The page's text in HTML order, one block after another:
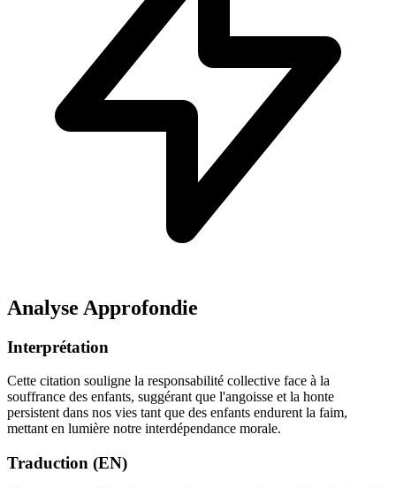
Analyse Approfondie
Interprétation
Cette citation souligne la responsabilité collective face à la
souffrance des enfants, suggérant que l'angoisse et la honte
persistent dans nos vies tant que des enfants endurent la faim,
mettant en lumière notre interdépendance morale.
Traduction (EN)